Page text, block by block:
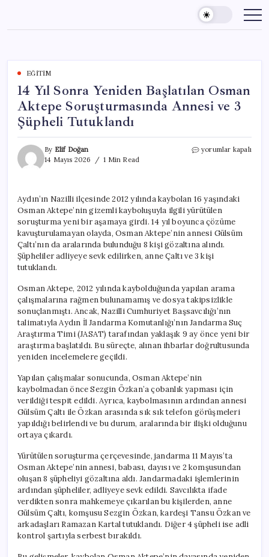
content
EĞITIM
14 Yıl Sonra Yeniden Başlatılan Osman
Aktepe Soruşturmasında Annesi ve 3
Şüpheli Tutuklandı
By Elif Doğan
14 Mayıs 2026
1 Min Read
14
Osman
Aktepe
Soruşturmasında
Annesi
ve
3
Şüpheli
yorumlar kapalı
Aydın’ın Nazilli ilçesinde 2012 yılında kaybolan 16 yaşındaki
Osman Aktepe’nin gizemli kayboluşuyla ilgili yürütülen
soruşturma yeni bir aşamaya girdi. 14 yıl boyunca çözüme
kavuşturulamayan olayda, Osman Aktepe’nin annesi Gülsüm
Çaltı’nın da aralarında bulunduğu 8 kişi gözaltına alındı.
Şüpheliler adliyeye sevk edilirken, anne Çaltı ve 3 kişi
tutuklandı.
Osman Aktepe, 2012 yılında kaybolduğunda yapılan arama
çalışmalarına rağmen bulunamamış ve dosya takipsizlikle
sonuçlanmıştı. Ancak, Nazilli Cumhuriyet Başsavcılığı’nın
talimatıyla Aydın İl Jandarma Komutanlığı’nın Jandarma Suç
Araştırma Timi (JASAT) tarafından yaklaşık 9 ay önce yeni bir
araştırma başlatıldı. Bu süreçte, alınan ihbarlar doğrultusunda
yeniden incelemelere geçildi.
Yapılan çalışmalar sonucunda, Osman Aktepe’nin
kaybolmadan önce Sezgin Özkan’a çobanlık yapması için
verildiği tespit edildi. Ayrıca, kaybolmasının ardından annesi
Gülsüm Çaltı ile Özkan arasında sık sık telefon görüşmeleri
yapıldığı belirlendi ve bu durum, aralarında bir ilişki olduğunu
ortaya çıkardı.
Yürütülen soruşturma çerçevesinde, jandarma 11 Mayıs’ta
Osman Aktepe’nin annesi, babası, dayısı ve 2 komşusundan
oluşan 8 şüpheliyi gözaltına aldı. Jandarmadaki işlemlerinin
ardından şüpheliler, adliyeye sevk edildi. Savcılıkta ifade
verdikten sonra mahkemeye çıkarılan bu kişilerden, anne
Gülsüm Çaltı, komşusu Sezgin Özkan, kardeşi Tansu Özkan ve
arkadaşları Ramazan Kartal tutuklandı. Diğer 4 şüpheli ise adli
kontrol şartıyla serbest bırakıldı.